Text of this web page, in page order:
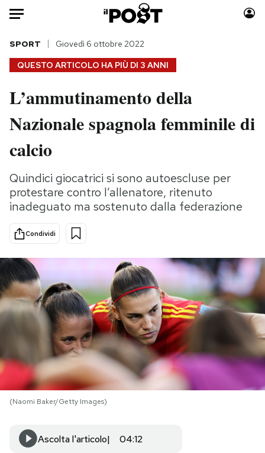
Auto
HOME
Italia
Politica
Tecnologia
Scienza
Cultura
Sport
Moda
Consumismi
Media
Europa
PODCAST
NEWSLETTER
I MIEI PREFERITI
SHOP
CALENDARIO
QUESTO ARTICOLO HA PIÙ DI 3 ANNI
SPORT Giovedì 6 ottobre 2022
L’ammutinamento della
Nazionale spagnola femminile di
calcio
Quindici giocatrici si sono autoescluse per
protestare contro l’allenatore, ritenuto
inadeguato ma sostenuto dalla federazione
Condividi
(Naomi Baker/Getty Images)
Ascolta l'articolo 04:12